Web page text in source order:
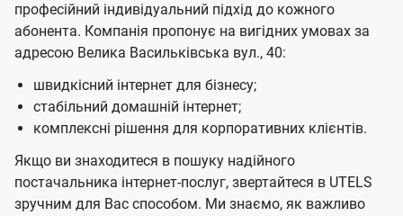
професійний індивідуальний підхід до кожного
абонента. Компанія пропонує на вигідних умовах за
адресою Велика Васильківська вул., 40:
швидкісний інтернет для бізнесу;
стабільний домашній інтернет;
комплексні рішення для корпоративних клієнтів.
Якщо ви знаходитеся в пошуку надійного
постачальника інтернет-послуг, звертайтеся в UTELS
зручним для Вас способом. Ми знаємо, як важливо